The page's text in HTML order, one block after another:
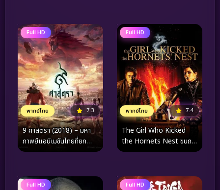
Full HD
พากย์ไทย 7.3
9 ศาสตรา (2018) – มหา
กาพย์แอนิเมชันไทยที่ยก
ระดับศิลปะการต่อสู้สู่เวทีโลก
Full HD
พากย์ไทย 7.4
The Girl Who Kicked
the Hornets Nest ขบถ
สาวโค่นทรชน ปิดบัญชีคลั่ง
Full HD Full HD